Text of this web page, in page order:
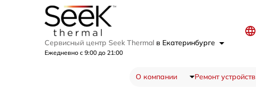
Сервисный центр Seek Thermal в Екатеринбурге
Ежедневно с 9:00 до 21:00
О компании Ремонт устройств